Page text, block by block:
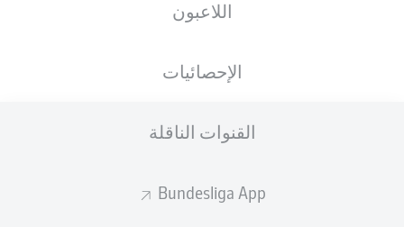
اللاعبون
الإحصائيات
القنوات الناقلة
Bundesliga App
إعلان